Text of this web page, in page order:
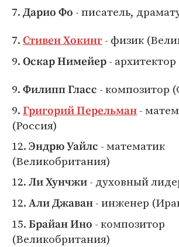
7. Дарио Фо - писатель,
7. Стивен Хокинг - физик
9. Оскар Нимейер -
9. Филипп Гласс - композитор
9. Григорий Перельман -
(Россия)
12. Эндрю Уайлс - математик
(Великобритания)
12. Ли Хунчжи - духовный
12. Али Джаван - инженер
15. Брайан Ино - композитор
(Великобритания)